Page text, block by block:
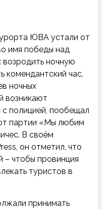
ЮВА устали от
имя победы над
возродить ночную
комендантский час,
ночных
возникают
полицией, пообещал
партии «Мы любим
В своём
он отметил, что
– чтобы провинция
туристов в
принимать